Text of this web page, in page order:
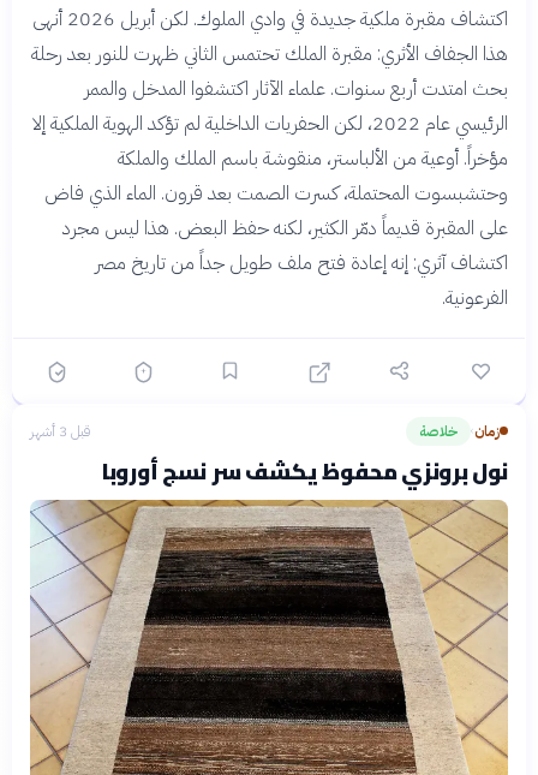
اكتشاف مقبرة ملكية جديدة في وادي الملوك. لكن أبريل 2026 أنهى
هذا الجفاف الأثري: مقبرة الملك تحتمس الثاني ظهرت للنور بعد رحلة
بحث امتدت أربع سنوات. علماء الآثار اكتشفوا المدخل والممر
الرئيسي عام 2022، لكن الحفريات الداخلية لم تؤكد الهوية الملكية إلا
مؤخراً. أوعية من الألباستر، منقوشة باسم الملك والملكة
وحتشبسوت المحتملة، كسرت الصمت بعد قرون. الماء الذي فاض
على المقبرة قديماً دمّر الكثير، لكنه حفظ البعض. هذا ليس مجرد
اكتشاف آثري: إنه إعادة فتح ملف طويل جداً من تاريخ مصر
الفرعونية.
زمان› خلاصة قبل 3 أشهر
نول برونزي محفوظ يكشف سر نسج أوروبا